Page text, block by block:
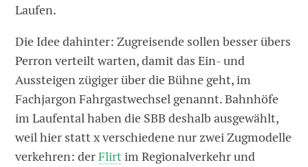
Laufen.
Die Idee dahinter: Zugreisende sollen besser übers
Perron verteilt warten, damit das Ein- und
Aussteigen zügiger über die Bühne geht, im
Fachjargon Fahrgastwechsel genannt. Bahnhöfe
im Laufental haben die SBB deshalb ausgewählt,
weil hier statt x verschiedene nur zwei Zugmodelle
verkehren: derFlirtim Regionalverkehr und